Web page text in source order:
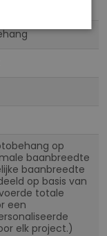
op
baanbreedte
baanbreedte
op basis van
totale
een
elk project.)